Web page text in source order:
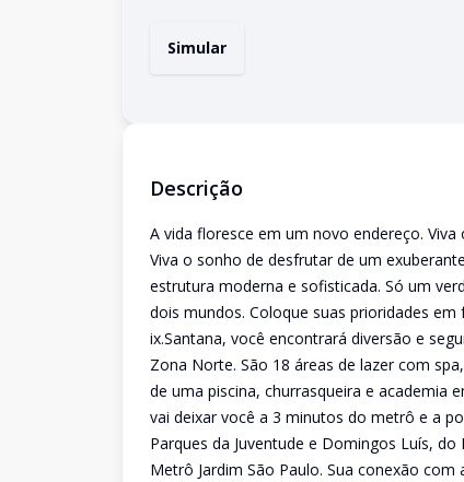
Simular
Descrição
A vida floresce em um novo endereço.
Viva o sonho de desfrutar de um
estrutura moderna e sofisticada. Só um
dois mundos. Coloque suas prioridades
ix.Santana, você encontrará diversão e
Zona Norte. São 18 áreas de lazer com
de uma piscina, churrasqueira e academia
vai deixar você a 3 minutos do metrô e a
Parques da Juventude e Domingos Luís,
Metrô Jardim São Paulo. Sua conexão